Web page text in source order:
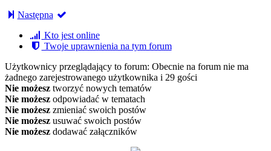
Następna
Kto jest online
Twoje uprawnienia na tym forum
Użytkownicy przeglądający to forum: Obecnie na forum nie ma
żadnego zarejestrowanego użytkownika i 29 gości
Nie możesz tworzyć nowych tematów
Nie możesz odpowiadać w tematach
Nie możesz zmieniać swoich postów
Nie możesz usuwać swoich postów
Nie możesz dodawać załączników